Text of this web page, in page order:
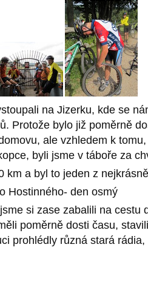
na Jizerku, kde se
Protože bylo již poměrně
ale vzhledem k
byli jsme v táboře za
km a byl to jeden z
Hostinného- den osmý
si zase zabalili na cestu
poměrně dosti času,
prohlédly různá stará